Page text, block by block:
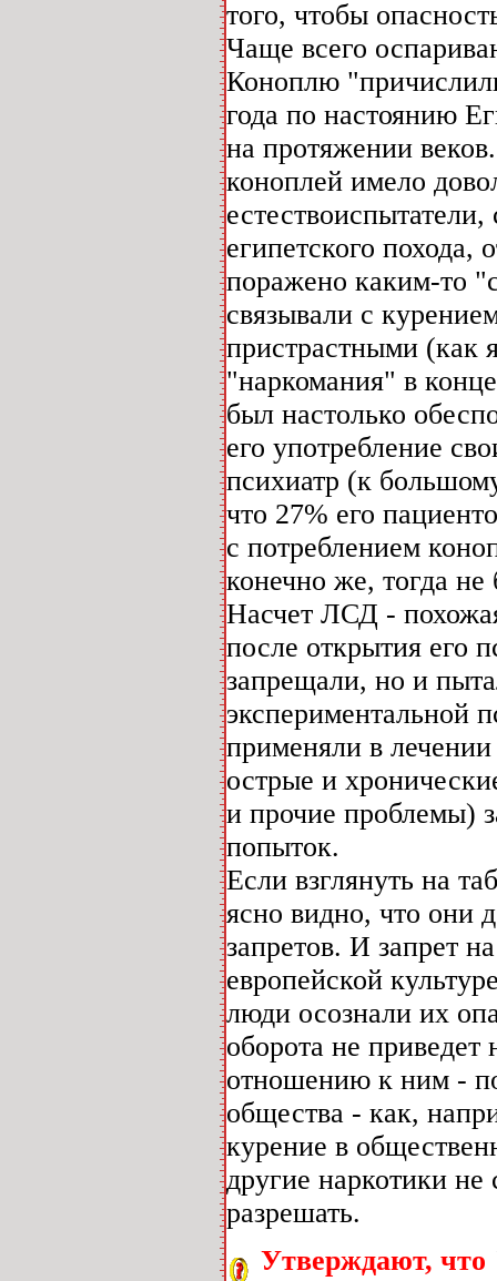
того, чтобы
Чаще всего
Коноплю
года по настоянию
на протяжении
коноплей имело
египетского
поражено каким-то
связывали с
пристрастными (как
"наркомания" в
был настолько
его употребление
психиатр (к
что 27% его
с потреблением
конечно же, тогда не
Насчет ЛСД -
после открытия его
запрещали, но и
экспериментальной
применяли в
острые и
и прочие проблемы)
попыток.
Если взглянуть на
ясно видно, что они
запретов. И запрет
европейской
люди осознали их
оборота не
отношению к ним -
общества - как,
курение в
другие наркотики
разрешать.
Утверждают, что